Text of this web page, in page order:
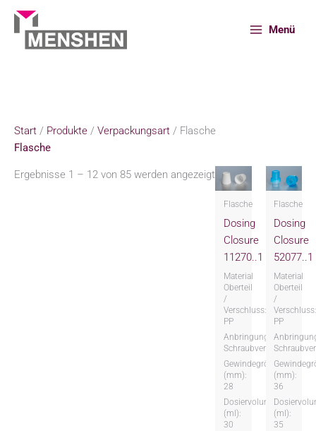
Zum
springen
Menü
Start / Produkte / Verpackungsart / Flasche
Flasche
Ergebnisse 1 – 12 von 85 werden angezeigt
Flasche
Dosing
Closure
11270..1
Material
Oberteil
/
Verschluss:
PP
Anbringungsart:
Schraubversion
Gewindegröße
(mm):
28
Dosiervolumen
(ml):
30
Flasche
Dosing
Closure
52077..1
Material
Oberteil
/
PP
(mm):
36
(ml):
35